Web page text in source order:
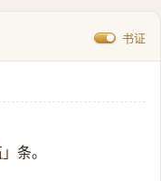
书证
」 条。